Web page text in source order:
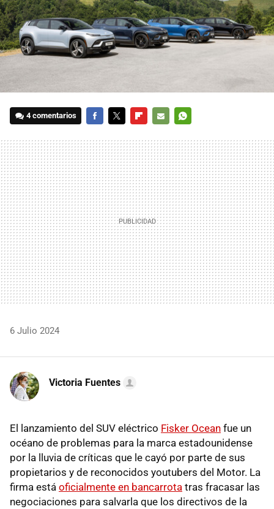
4 comentarios
MAIL
6 Julio 2024
Victoria Fuentes
El lanzamiento del SUV eléctrico Fisker Ocean fue un
océano de problemas para la marca estadounidense
por la lluvia de críticas que le cayó por parte de sus
propietarios y de reconocidos youtubers del Motor. La
firma está oficialmente en bancarrota tras fracasar las
negociaciones para salvarla que los directivos de la